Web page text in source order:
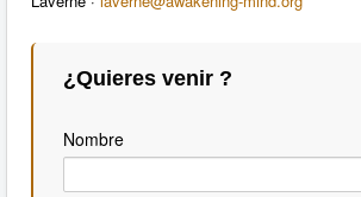
¿Quieres venir ?
Nombre